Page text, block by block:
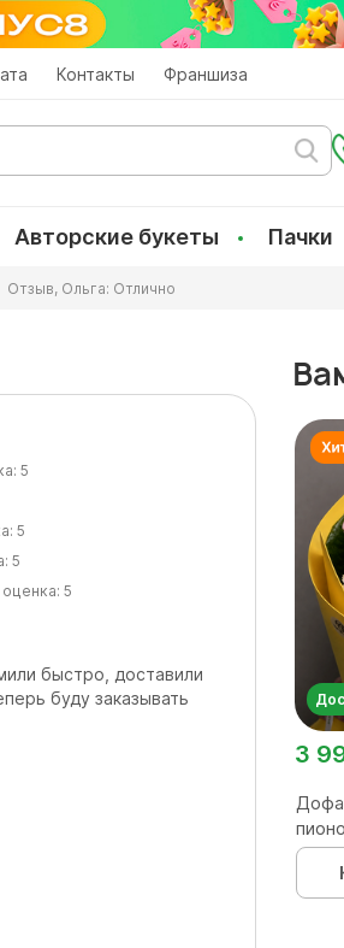
Контакты Франшиза
Авторские букеты Пачки
Отзыв, Ольга: Отлично
5
5
5
5
быстро, доставили
буду заказывать
3